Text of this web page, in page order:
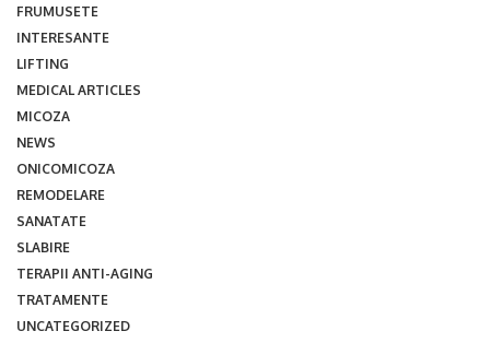
FRUMUSETE
INTERESANTE
LIFTING
MEDICAL ARTICLES
MICOZA
NEWS
ONICOMICOZA
REMODELARE
SANATATE
SLABIRE
TERAPII ANTI-AGING
TRATAMENTE
UNCATEGORIZED